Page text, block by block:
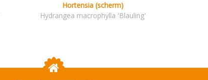
Hortensia (scherm)
Hydrangea macrophylla 'Blauling'